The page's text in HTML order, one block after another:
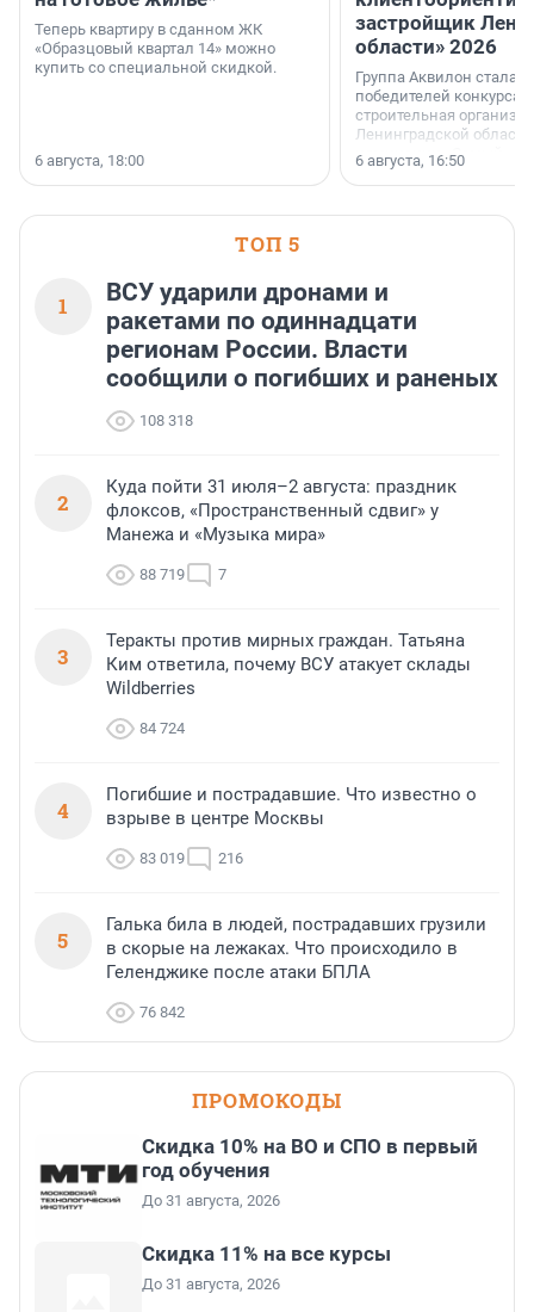
Теперь квартиру в сданном ЖК
«Образцовый квартал 14» можно
купить со специальной скидкой.
6 августа, 18:00
застройщик
области» 2026
Группа Аквилон стала
победителей конкурса
строительная
Ленинградской области
номинации «Самый
застройщик
области».
6 августа, 16:50
ТОП 5
1
ВСУ ударили дронами и
ракетами по одиннадцати
регионам России. Власти
сообщили о погибших и раненых
108 318
2
Куда пойти 31 июля–2 августа: праздник
флоксов, «Пространственный сдвиг» у
Манежа и «Музыка мира»
88 719 7
3
Теракты против мирных граждан. Татьяна
Ким ответила, почему ВСУ атакует склады
Wildberries
84 724
4
Погибшие и пострадавшие. Что известно о
взрыве в центре Москвы
83 019 216
5
Галька била в людей, пострадавших грузили
в скорые на лежаках. Что происходило в
Геленджике после атаки БПЛА
76 842
ПРОМОКОДЫ
Скидка 10% на ВО и СПО в первый
год обучения
До 31 августа, 2026
Скидка 11% на все курсы
До 31 августа, 2026